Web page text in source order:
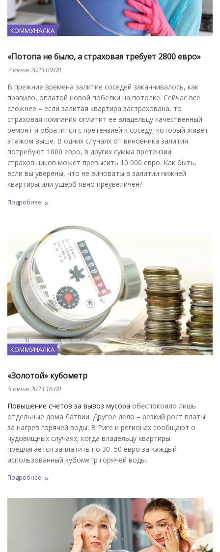
КОММУНАЛКА
«Потопа не было, а страховая требует 2800 евро»
7 июля 2023 09:00
В прежние времена залитие соседей заканчивалось, как
правило, оплатой новой побелки на потолке. Сейчас все
сложнее – если залитая квартира застрахована, то
страховая компания оплатит ее владельцу качественный
ремонт и обратится с претензией к соседу, который живет
этажом выше. В одних случаях от виновника залития
потребуют 1000 евро, в других сумма претензии
страховщиков может превысить 10 000 евро. Как быть,
если вы уверены, что не виноваты в залитии нижней
квартиры или ущерб явно преувеличен?
Подробнее
КОММУНАЛКА
«Золотой» кубометр
5 июля 2023 16:00
Повышение счетов за вывоз мусора обеспокоило лишь
отдельные дома Латвии. Другое дело – резкий рост платы
за нагрев горячей воды. В Риге и регионах сообщают о
чудовищных случаях, когда владельцу квартиры
предлагается заплатить по 30–50 евро за каждый
использованный кубометр горячей воды.
Подробнее